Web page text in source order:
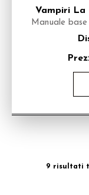
Vampiri La
Manuale base
9 risultati